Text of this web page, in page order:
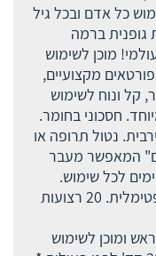
כל אדם ובכל גיל
גופנית ברמה
מוכן לשימוש
מקצועיים,
קל ונוח לשימוש
חסכוני בחומר.
נטול תרופה או
המאפשר מעבר
זיעה ונוזלים. עמיד במים מחזיק 1-3 ימים לכל שימוש.
קצוות מעוגלים מראש - להדבקה אופטימלית. 20 רצועות
ומוכן לשימוש